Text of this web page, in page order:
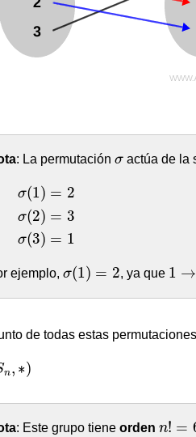
: La permutación σ
σ actúa de la
σ(1) = 2
σ(2) = 3
σ(3) = 1
ejemplo, σ(1) = 2
(1 ) , ya que 1 →
1 →
de todas estas permutaciones
n, ∗)
n ∗
: Este grupo tiene orden n! =
!